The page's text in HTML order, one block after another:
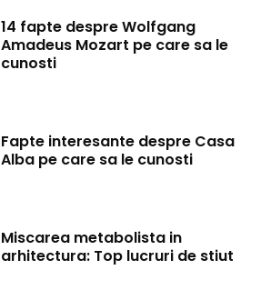
14 fapte despre Wolfgang
Amadeus Mozart pe care sa le
cunosti
Fapte interesante despre Casa
Alba pe care sa le cunosti
Miscarea metabolista in
arhitectura: Top lucruri de stiut